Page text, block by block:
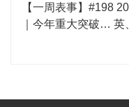
【一周表事】#198 2024-2025 十大性價比好表(上集)
｜今年重大突破… 英